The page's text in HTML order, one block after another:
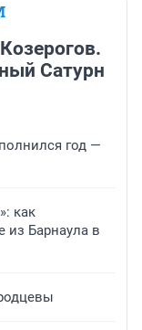
Сатурн
год —
как
из Барнаула в